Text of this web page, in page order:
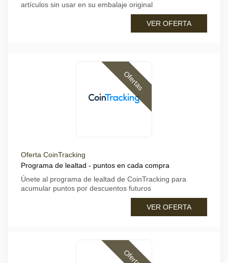
artículos sin usar en su embalaje original
VER OFERTA
Ofertas
Oferta CoinTracking
Programa de lealtad - puntos en cada compra
Únete al programa de lealtad de CoinTracking para
acumular puntos por descuentos futuros
VER OFERTA